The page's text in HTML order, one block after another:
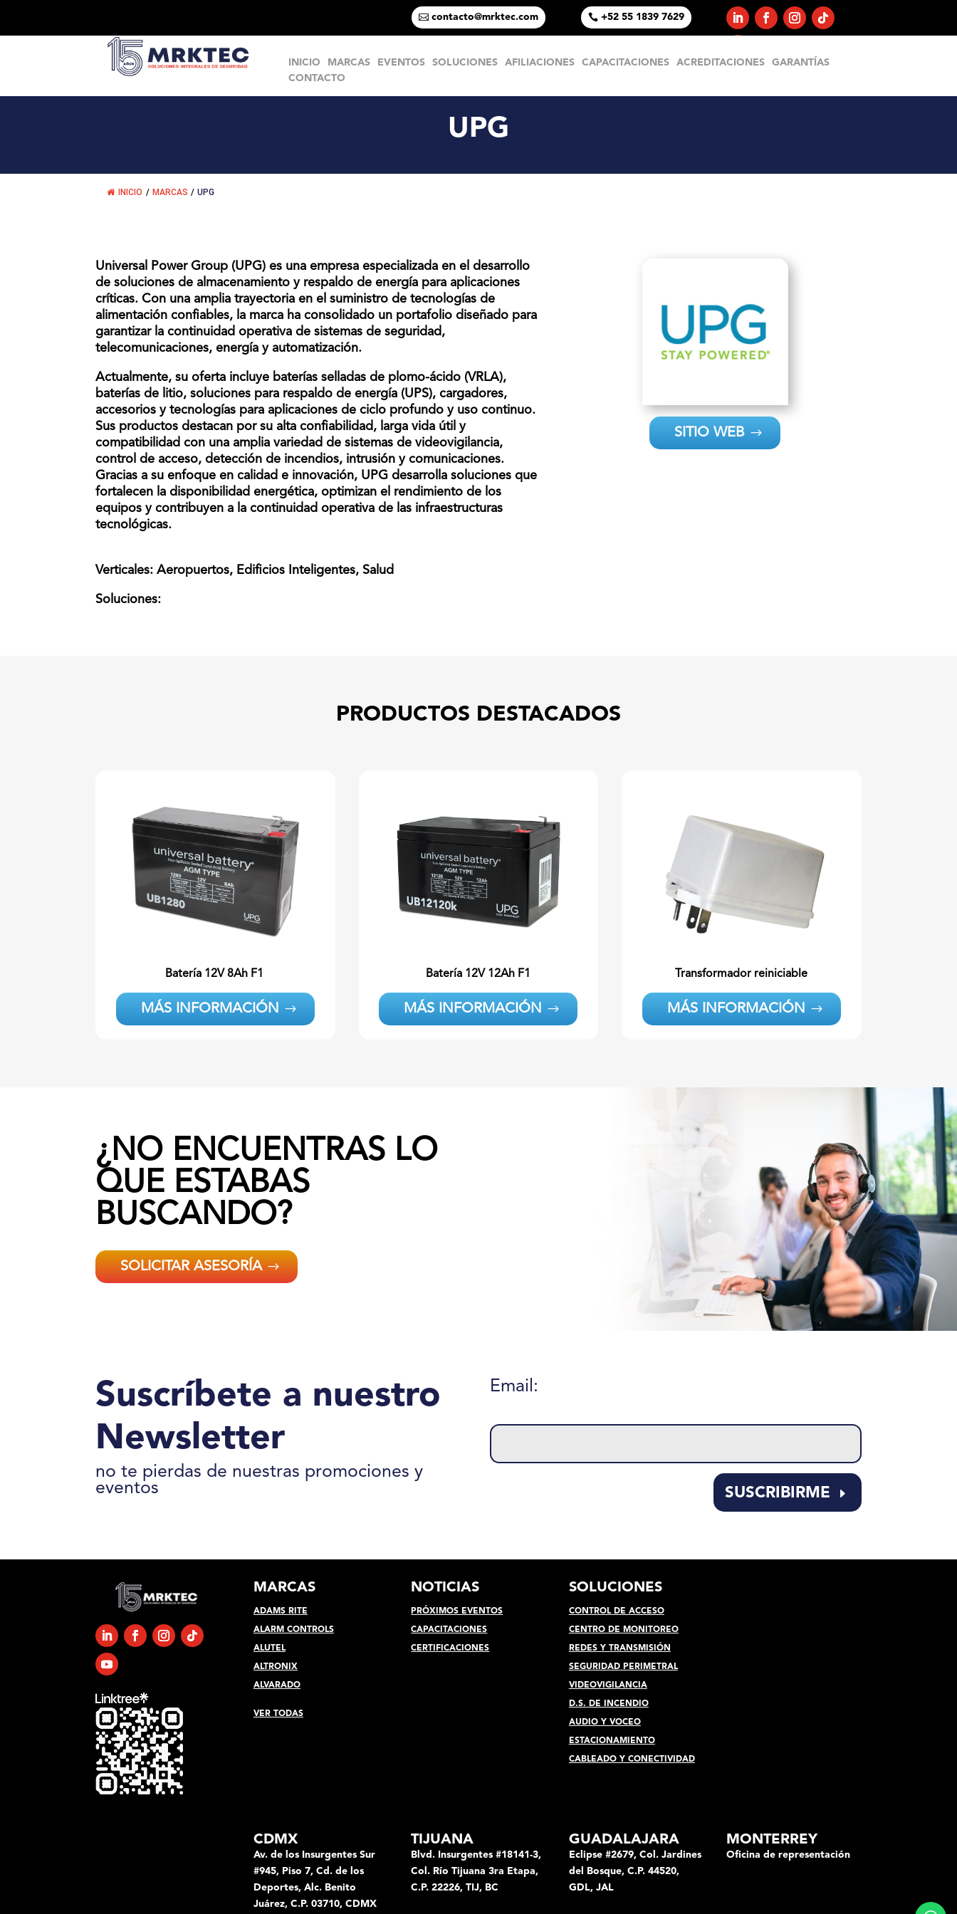
contacto@mrktec.com +52 55 1839 7629
INICIO MARCAS EVENTOS SOLUCIONES AFILIACIONES CAPACITACIONES ACREDITACIONES
GARANTÍAS
CONTACTO
UPG
INICIO / MARCAS / UPG
Universal Power Group (UPG) es una empresa especializada en el desarrollo
de soluciones de almacenamiento y respaldo de energía para aplicaciones
críticas. Con una amplia trayectoria en el suministro de tecnologías de
alimentación confiables, la marca ha consolidado un portafolio diseñado para
garantizar la continuidad operativa de sistemas de seguridad,
telecomunicaciones, energía y automatización.
Actualmente, su oferta incluye baterías selladas de plomo-ácido (VRLA),
baterías de litio, soluciones para respaldo de energía (UPS), cargadores,
accesorios y tecnologías para aplicaciones de ciclo profundo y uso continuo.
Sus productos destacan por su alta confiabilidad, larga vida útil y
compatibilidad con una amplia variedad de sistemas de videovigilancia,
control de acceso, detección de incendios, intrusión y comunicaciones.
Gracias a su enfoque en calidad e innovación, UPG desarrolla soluciones que
fortalecen la disponibilidad energética, optimizan el rendimiento de los
equipos y contribuyen a la continuidad operativa de las infraestructuras
tecnológicas.
Verticales: Aeropuertos, Edificios Inteligentes, Salud
Soluciones:
SITIO WEB
PRODUCTOS DESTACADOS
Batería 12V 8Ah F1
MÁS INFORMACIÓN
Batería 12V 12Ah F1
MÁS INFORMACIÓN
Transformador reiniciable
MÁS INFORMACIÓN
¿NO ENCUENTRAS LO
QUE ESTABAS
BUSCANDO?
SOLICITAR ASESORÍA
Suscríbete a nuestro
Newsletter
no te pierdas de nuestras promociones y
eventos
Email:
leave
field
SUSCRIBIRME
MARCAS
ADAMS RITE
ALARM CONTROLS
ALUTEL
ALTRONIX
ALVARADO
VER TODAS
NOTICIAS
PRÓXIMOS EVENTOS
CAPACITACIONES
CERTIFICACIONES
SOLUCIONES
CONTROL DE ACCESO
CENTRO DE MONITOREO
REDES Y TRANSMISIÓN
SEGURIDAD PERIMETRAL
VIDEOVIGILANCIA
D.S. DE INCENDIO
AUDIO Y VOCEO
ESTACIONAMIENTO
CABLEADO Y CONECTIVIDAD
CDMX
Av. de los Insurgentes Sur
#945, Piso 7, Cd. de los
Deportes, Alc. Benito
Juárez, C.P. 03710, CDMX
TIJUANA
Blvd. Insurgentes #18141-3,
Col. Río Tijuana 3ra Etapa,
C.P. 22226, TIJ, BC
GUADALAJARA
Eclipse #2679, Col. Jardines
del Bosque, C.P. 44520,
GDL, JAL
MONTERREY
Oficina de representación